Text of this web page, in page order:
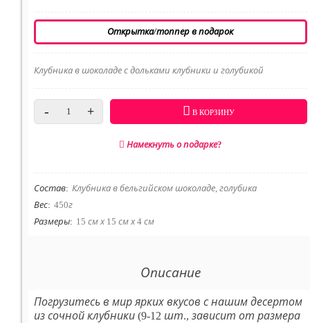
Открытка/топпер в подарок
Клубника в шоколаде с дольками клубники и голубикой
- + В КОРЗИНУ
Намекнуть о подарке?
Состав: Клубника в бельгийском шоколаде, голубика
Вес: 450г
Размеры: 15 см х 15 см х 4 см
Описание
Погрузитесь в мир ярких вкусов с нашим десертом
из сочной клубники (9-12 шт., зависит от размера